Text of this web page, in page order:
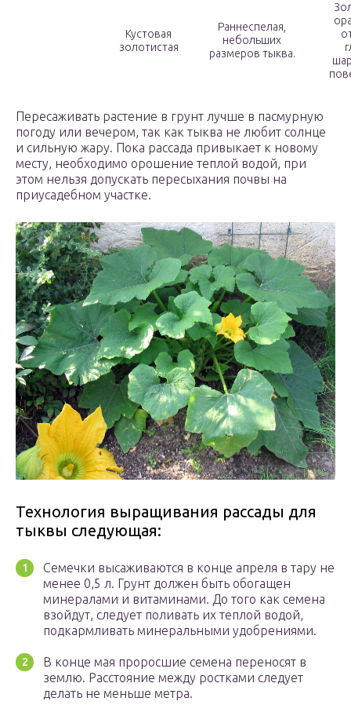
Кустовая
золотистая
Раннеспелая,
небольших
размеров тыква.
Пересаживать растение в грунт лучше в пасмурную
погоду или вечером, так как тыква не любит солнце
и сильную жару. Пока рассада привыкает к новому
месту, необходимо орошение теплой водой, при
этом нельзя допускать пересыхания почвы на
приусадебном участке.
Технология выращивания рассады для
тыквы следующая:
Семечки высаживаются в конце апреля в тару не
менее 0,5 л. Грунт должен быть обогащен
минералами и витаминами. До того как семена
взойдут, следует поливать их теплой водой,
подкармливать минеральными удобрениями.
В конце мая проросшие семена переносят в
землю. Расстояние между ростками следует
делать не меньше метра.